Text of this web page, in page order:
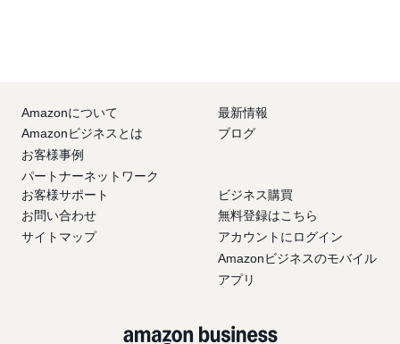
Amazonについて
Amazonビジネスとは
お客様事例
パートナーネットワーク
最新情報
ブログ
お客様サポート
お問い合わせ
サイトマップ
ビジネス購買
無料登録はこちら
アカウントにログイン
Amazonビジネスのモバイル
アプリ